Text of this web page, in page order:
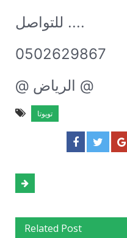
للتواصل ....
0502629867
@ الرياض @
تويوتا
Related Post